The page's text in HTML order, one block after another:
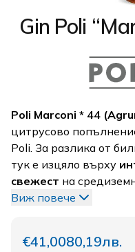
Gin Poli
Poli Marconi * 44
цитрусово
Poli. За разлика от
тук е изцяло върху
свежест на
Виж повече
€41,0080,19лв.